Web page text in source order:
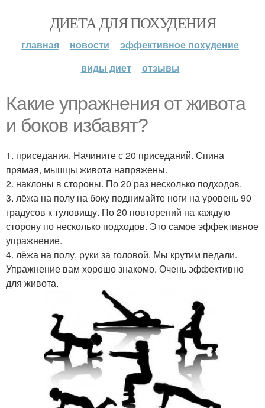
ДИЕТА ДЛЯ ПОХУДЕНИЯ
главная новости
эффективное похудение
виды диет
отзывы
Какие упражнения от живота
и боков избавят?
1. приседания. Начините с 20 приседаний. Спина
прямая, мышцы живота напряжены.
2. наклоны в стороны. По 20 раз несколько подходов.
3. лёжа на полу на боку поднимайте ноги на уровень 90
градусов к туловищу. По 20 повторений на каждую
сторону по несколько подходов. Это самое эффективное
упражнение.
4. лёжа на полу, руки за головой. Мы крутим педали.
Упражнение вам хорошо знакомо. Очень эффективно
для живота.